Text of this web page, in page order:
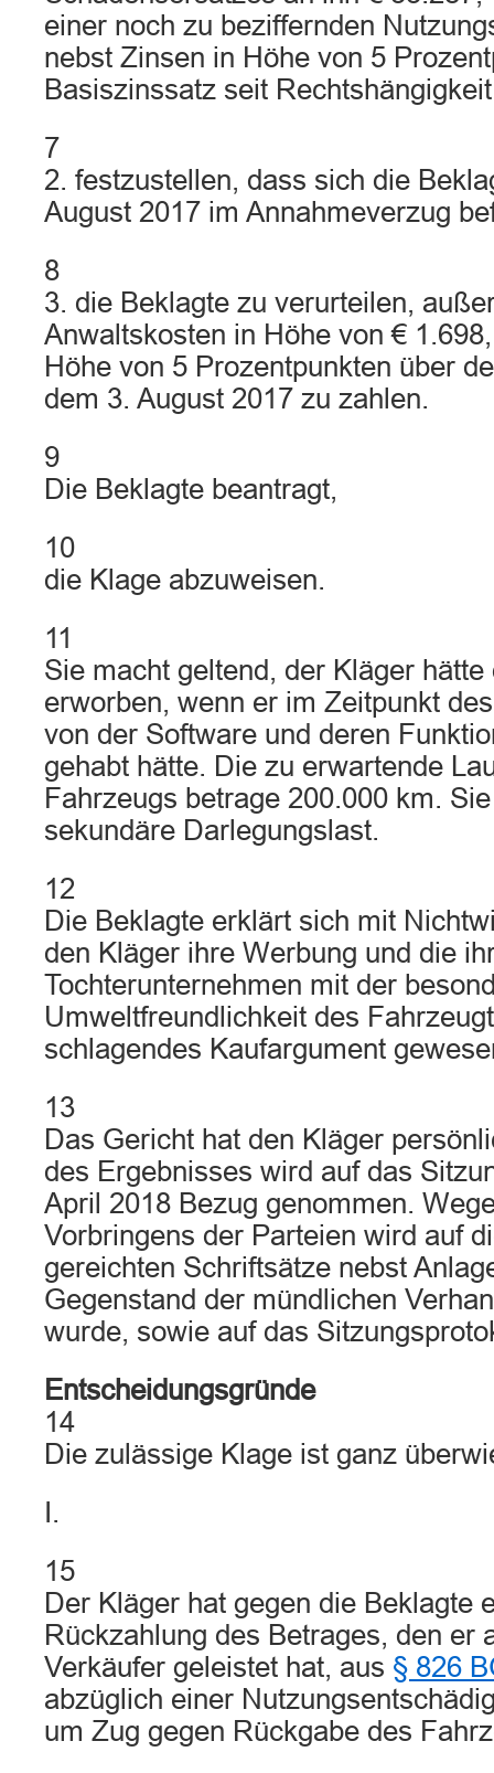
einer noch zu beziffernden
nebst Zinsen in Höhe von 5
Basiszinssatz seit
7
2. festzustellen, dass sich die
August 2017 im Annahmeverzug
8
3. die Beklagte zu verurteilen,
Anwaltskosten in Höhe von €
Höhe von 5 Prozentpunkten über
dem 3. August 2017 zu zahlen.
9
Die Beklagte beantragt,
10
die Klage abzuweisen.
11
Sie macht geltend, der Kläger
erworben, wenn er im Zeitpunkt
von der Software und deren
gehabt hätte. Die zu erwartende
Fahrzeugs betrage 200.000 km.
sekundäre Darlegungslast.
12
Die Beklagte erklärt sich mit
den Kläger ihre Werbung und die
Tochterunternehmen mit der
Umweltfreundlichkeit des
schlagendes Kaufargument
13
Das Gericht hat den Kläger
des Ergebnisses wird auf das
April 2018 Bezug genommen.
Vorbringens der Parteien wird auf
gereichten Schriftsätze nebst
Gegenstand der mündlichen
wurde, sowie auf das
Entscheidungsgründe
14
Die zulässige Klage ist ganz
I.
15
Der Kläger hat gegen die Beklagte
Rückzahlung des Betrages, den er
Verkäufer geleistet hat, aus § 826
abzüglich einer
um Zug gegen Rückgabe des